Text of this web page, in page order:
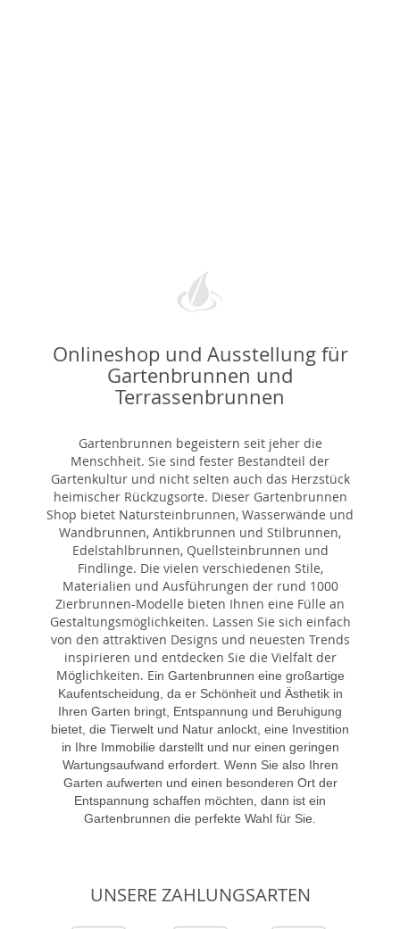
Onlineshop und Ausstellung für
Gartenbrunnen und
Terrassenbrunnen
Gartenbrunnen begeistern seit jeher die
Menschheit. Sie sind fester Bestandteil der
Gartenkultur und nicht selten auch das Herzstück
heimischer Rückzugsorte. Dieser Gartenbrunnen
Shop bietet Natursteinbrunnen, Wasserwände und
Wandbrunnen, Antikbrunnen und Stilbrunnen,
Edelstahlbrunnen, Quellsteinbrunnen und
Findlinge. Die vielen verschiedenen Stile,
Materialien und Ausführungen der rund 1000
Zierbrunnen-Modelle bieten Ihnen eine Fülle an
Gestaltungsmöglichkeiten. Lassen Sie sich einfach
von den attraktiven Designs und neuesten Trends
inspirieren und entdecken Sie die Vielfalt der
Möglichkeiten. Ein Gartenbrunnen eine großartige
Kaufentscheidung, da er Schönheit und Ästhetik in
Ihren Garten bringt, Entspannung und Beruhigung
bietet, die Tierwelt und Natur anlockt, eine Investition
in Ihre Immobilie darstellt und nur einen geringen
Wartungsaufwand erfordert. Wenn Sie also Ihren
Garten aufwerten und einen besonderen Ort der
Entspannung schaffen möchten, dann ist ein
Gartenbrunnen die perfekte Wahl für Sie.
UNSERE ZAHLUNGSARTEN